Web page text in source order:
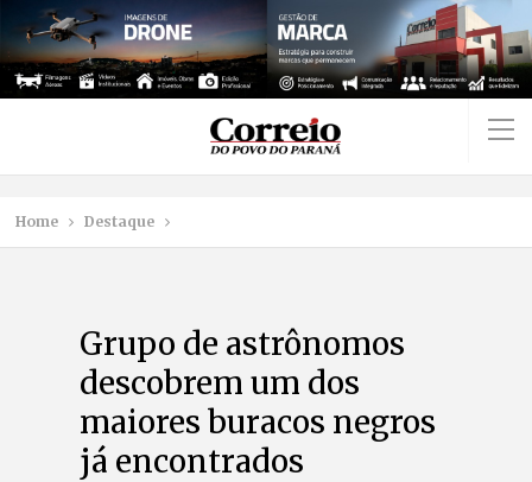
Home Destaque
Grupo de astrônomos
descobrem um dos
maiores buracos negros
já encontrados